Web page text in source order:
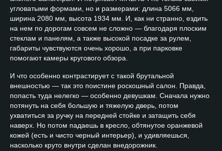
угловатыми формами, но и размерами: длина 5066 мм,
ширина 2080 мм, высота 1934 мм. И, как ни странно, ездить
на нем по дорогам совсем не сложно — благодаря плоским
стеклам и панелям, а также высокой посадке за рулем,
габариты чувствуются очень хорошо, а при парковке
помогают камеры кругового обзора.
И что особенно контрастирует с такой брутальной
внешностью — так это поистине роскошный салон. Правда,
попасть туда нелегко — особенно девушкам. Сначала нужно
потянуть на себя большую и тяжелую дверь, потом
ухватиться за ручку на передней стойке и затащить себя
наверх. Но потом падаешь в кресло, обтянутое оранжевой
кожей (есть и чисто черный интерьер), и удивляешься,
насколько круто внутри сделан внедорожник.